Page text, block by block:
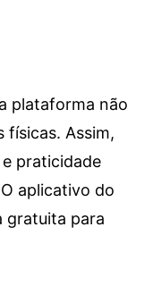
plataforma não
físicas. Assim,
praticidade
aplicativo do
gratuita para